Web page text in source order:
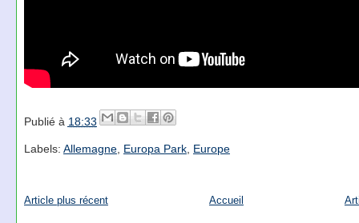
Publié à 18:33
Labels: Allemagne, Europa Park, Europe
Article plus récent Accueil